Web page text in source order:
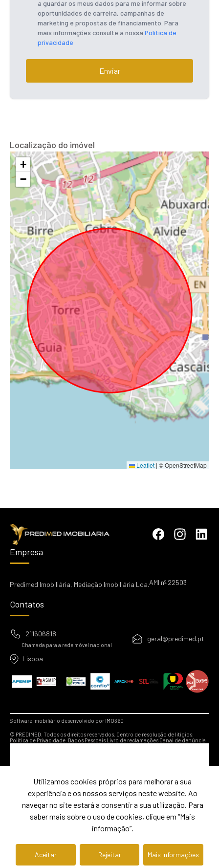
a guardar os meus dados para me informar sobre
oportunidades de carreira, campanhas de
marketing e propostas de financiamento. Para
mais informações consulte a nossa Política de
privacidade
Enviar
Localização do imóvel
+
−
Leaflet | © OpenStreetMap
Empresa
Predimed Imobiliária, Mediação Imobiliária Lda.AMI nº 22503
Contatos
211606818
Chamada para a rede móvel nacional
geral@predimed.pt
Lisboa
Software imobiliário desenvolvido por IMO360
© PREDIMED. Todos os direitos reservados. Centro de resolução de litígios.
Política de Privacidade. Dados PessoaisLivro de reclamações Canal de denúncia
Utilizamos cookies próprios para melhorar a sua
experiência e os nossos serviços neste website. Ao
navegar no site estará a consentir a sua utilização. Para
saber mais sobre o uso de cookies, clique em “Mais
informação”.
Aceitar Rejeitar Mais informações